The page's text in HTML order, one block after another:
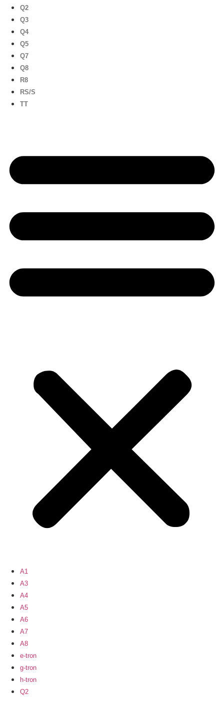
Q2
Q3
Q4
Q5
Q7
Q8
R8
RS/S
TT
A1
A3
A4
A5
A6
A7
A8
e-tron
g-tron
h-tron
Q2